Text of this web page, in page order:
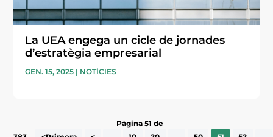
La UEA engega un cicle de jornades
d’estratègia empresarial
GEN. 15, 2025 | NOTÍCIES
Pàgina 51 de